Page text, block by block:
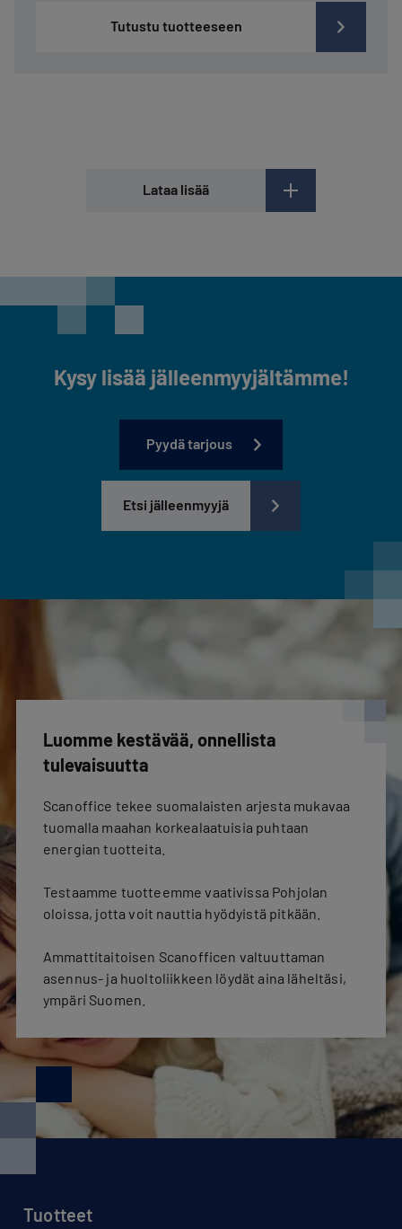
Tutustu tuotteeseen
Lataa lisää
Kysy lisää jälleenmyyjältämme!
Pyydä tarjous
Etsi jälleenmyyjä
Luomme kestävää, onnellista
tulevaisuutta
Scanoffice tekee suomalaisten arjesta mukavaa
tuomalla maahan korkealaatuisia puhtaan
energian tuotteita.
Testaamme tuotteemme vaativissa Pohjolan
oloissa, jotta voit nauttia hyödyistä pitkään.
Ammattitaitoisen Scanofficen valtuuttaman
asennus- ja huoltoliikkeen löydät aina läheltäsi,
ympäri Suomen.
Tuotteet